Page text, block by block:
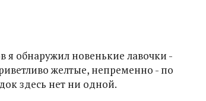
я обнаружил новенькие лавочки -
желтые, непременно - по
здесь нет ни одной.